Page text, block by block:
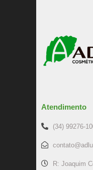
Atendimento
(34) 99276-
R: Joaquim